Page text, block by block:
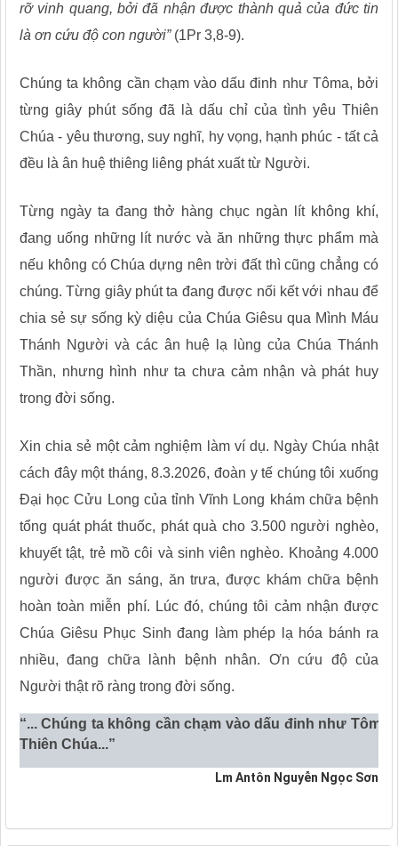
rỡ vinh quang, bởi đã nhận được thành quả của đức tin
là ơn cứu độ con người”(1Pr 3,8-9).
Chúng ta không cần chạm vào dấu đinh như Tôma, bởi
từng giây phút sống đã là dấu chỉ của tình yêu Thiên
Chúa - yêu thương, suy nghĩ, hy vọng, hạnh phúc - tất cả
đều là ân huệ thiêng liêng phát xuất từ Người.
Từng ngày ta đang thở hàng chục ngàn lít không khí,
đang uống những lít nước và ăn những thực phẩm mà
nếu không có Chúa dựng nên trời đất thì cũng chẳng có
chúng. Từng giây phút ta đang được nối kết với nhau để
chia sẻ sự sống kỳ diệu của Chúa Giêsu qua Mình Máu
Thánh Người và các ân huệ lạ lùng của Chúa Thánh
Thần, nhưng hình như ta chưa cảm nhận và phát huy
trong đời sống.
Xin chia sẻ một cảm nghiệm làm ví dụ. Ngày Chúa nhật
cách đây một tháng, 8.3.2026, đoàn y tế chúng tôi xuống
Đại học Cửu Long của tỉnh Vĩnh Long khám chữa bệnh
tổng quát phát thuốc, phát quà cho 3.500 người nghèo,
khuyết tật, trẻ mồ côi và sinh viên nghèo. Khoảng 4.000
người được ăn sáng, ăn trưa, được khám chữa bệnh
hoàn toàn miễn phí. Lúc đó, chúng tôi cảm nhận được
Chúa Giêsu Phục Sinh đang làm phép lạ hóa bánh ra
nhiều, đang chữa lành bệnh nhân. Ơn cứu độ của
Người thật rõ ràng trong đời sống.
“... Chúng ta không cần chạm vào dấu đinh như
Thiên Chúa...”
Lm Antôn Nguyễn Ngọc Sơn